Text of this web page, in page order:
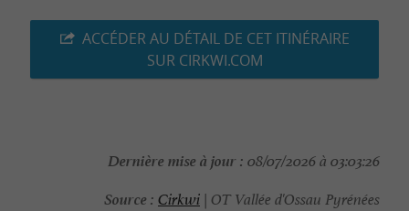
ACCÉDER AU DÉTAIL DE CET ITINÉRAIRE
SUR CIRKWI.COM
Dernière mise à jour : 08/07/2026 à 03:03:26
Source : Cirkwi | OT Vallée d'Ossau Pyrénées